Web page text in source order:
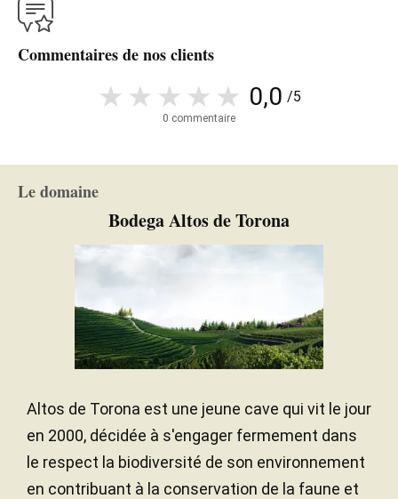
Commentaires de nos clients
0,0 /5
0 commentaire
Le domaine
Bodega Altos de Torona
Altos de Torona est une jeune cave qui vit le jour
en 2000, décidée à s'engager fermement dans
le respect la biodiversité de son environnement
en contribuant à la conservation de la faune et